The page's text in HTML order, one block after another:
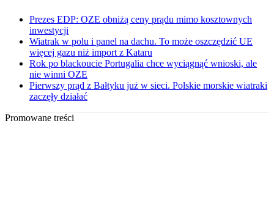
Prezes EDP: OZE obniżą ceny prądu mimo kosztownych
inwestycji
Wiatrak w polu i panel na dachu. To może oszczędzić UE
więcej gazu niż import z Kataru
Rok po blackoucie Portugalia chce wyciągnąć wnioski, ale
nie winni OZE
Pierwszy prąd z Bałtyku już w sieci. Polskie morskie wiatraki
zaczęły działać
Promowane treści